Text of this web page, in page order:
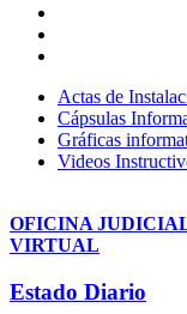
Actas de
Cápsulas
Gráficas
Videos
OFICINA
VIRTUAL
Estado Diario